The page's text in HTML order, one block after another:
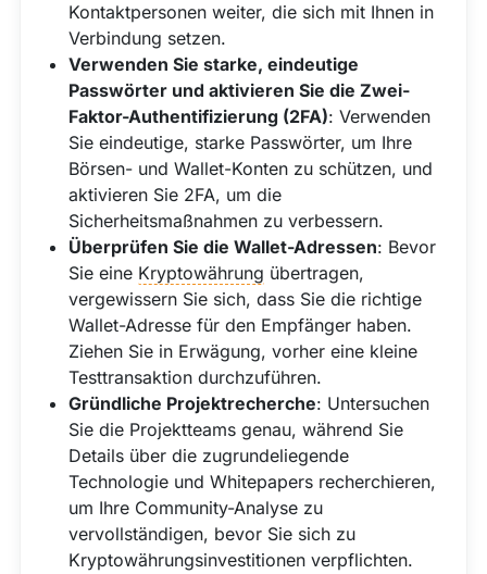
Kontaktpersonen weiter, die sich mit Ihnen in
Verbindung setzen.
Verwenden Sie starke, eindeutige
Passwörter und aktivieren Sie die Zwei-
Faktor-Authentifizierung (2FA): Verwenden
Sie eindeutige, starke Passwörter, um Ihre
Börsen- und Wallet-Konten zu schützen, und
aktivieren Sie 2FA, um die
Sicherheitsmaßnahmen zu verbessern.
Überprüfen Sie die Wallet-Adressen: Bevor
Sie eine Kryptowährung übertragen,
vergewissern Sie sich, dass Sie die richtige
Wallet-Adresse für den Empfänger haben.
Ziehen Sie in Erwägung, vorher eine kleine
Testtransaktion durchzuführen.
Gründliche Projektrecherche: Untersuchen
Sie die Projektteams genau, während Sie
Details über die zugrundeliegende
Technologie und Whitepapers recherchieren,
um Ihre Community-Analyse zu
vervollständigen, bevor Sie sich zu
Kryptowährungsinvestitionen verpflichten.